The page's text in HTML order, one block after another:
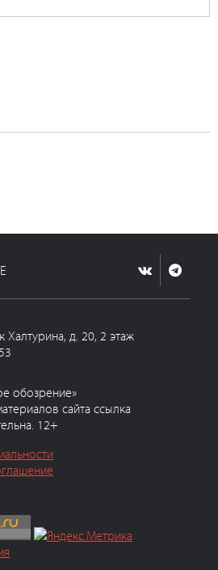
Халтурина, д. 20, 2 этаж
обозрение»
сайта ссылка
12+